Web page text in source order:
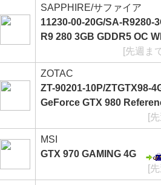
SAPPHIRE/サファイア
11230-00-20G/SA-R9280-
R9 280 3GB GDDR5 OC
[先週
ZOTAC
ZT-90201-10P/ZTGTX98-
GeForce GTX 980
[
MSI
GTX 970 GAMING 4G
[